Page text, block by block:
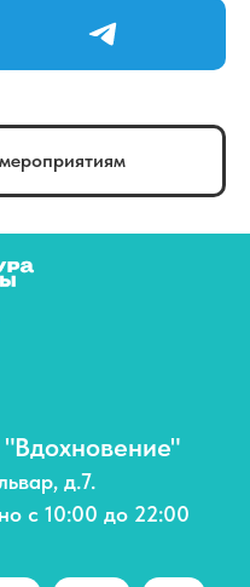
д.7.
с 10:00 до 22:00